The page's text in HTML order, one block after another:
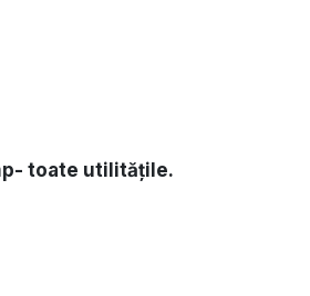
toate utilitățile.